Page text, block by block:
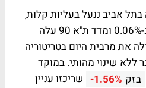
אביב ננעל בעליות קלות,
כאשר מדד ת"א 35 עלה בכ-0.06% ומדד ת"א 90 עלה
את מרבית היום בטריטוריה
ללא שינוי מהותי. במוקד
בזק -1.56% שריכזו עניין